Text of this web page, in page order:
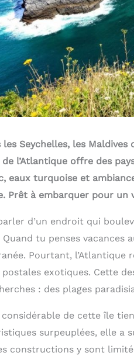
les Seychelles, les
l’Atlantique offre des
eaux turquoise et
Prêt à embarquer pour un
d’un endroit qui
tu penses vacances
Pourtant, l’Atlantique
postales exotiques. Cette
: des plages
considérable de cette île
surpeuplées, elle a
constructions y sont